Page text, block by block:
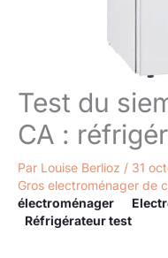
Test du
CA :
Par Louise Berlioz / 31
Gros electroménager de
électroménager
Réfrigérateur test